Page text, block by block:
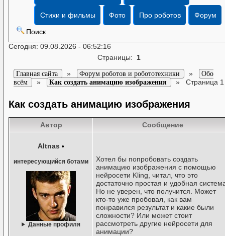
Стихи и фильмы Фото Про роботов Форум
Поиск
Сегодня: 09.08.2026 - 06:52:16
Страницы: 1
Главная сайта » Форум роботов и робототехники »
Обо
всём
» Как создать анимацию изображения » Страница 1
Как создать анимацию изображения
Автор Сообщение
Altnas •
интересующийся ботами
Данные профиля
Хотел бы попробовать создать
анимацию изображения с помощью
нейросети Kling, читал, что это
достаточно простая и удобная
Но не уверен, что получится. Может
кто-то уже пробовал, как вам
понравился результат и какие были
сложности? Или может стоит
рассмотреть другие нейросети для
анимации?